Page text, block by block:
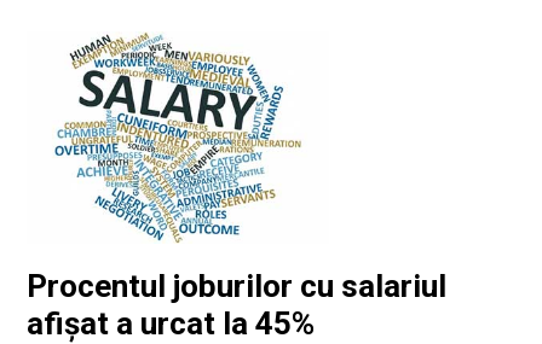
Procentul joburilor cu salariul
afișat a urcat la 45%